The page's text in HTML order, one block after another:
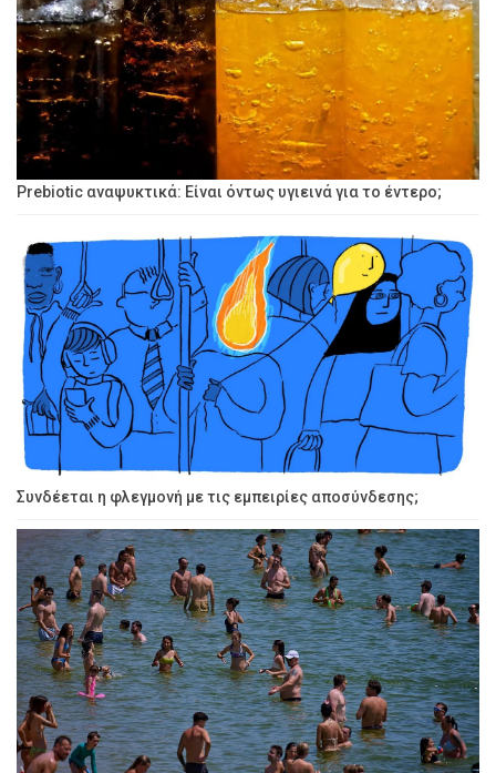
Prebiotic αναψυκτικά: Είναι όντως υγιεινά για το έντερο;
Συνδέεται η φλεγμονή με τις εμπειρίες αποσύνδεσης;